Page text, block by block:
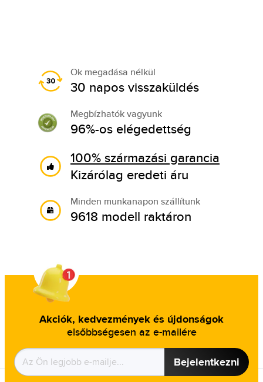
Ok megadása nélkül
30 napos visszaküldés
Megbízhatók vagyunk
96%-os elégedettség
100% származási garancia
Kizárólag eredeti áru
Minden munkanapon szállítunk
9618 modell raktáron
Akciók, kedvezmények és újdonságok
elsőbbségesen az e-mailére
Bejelentkezni